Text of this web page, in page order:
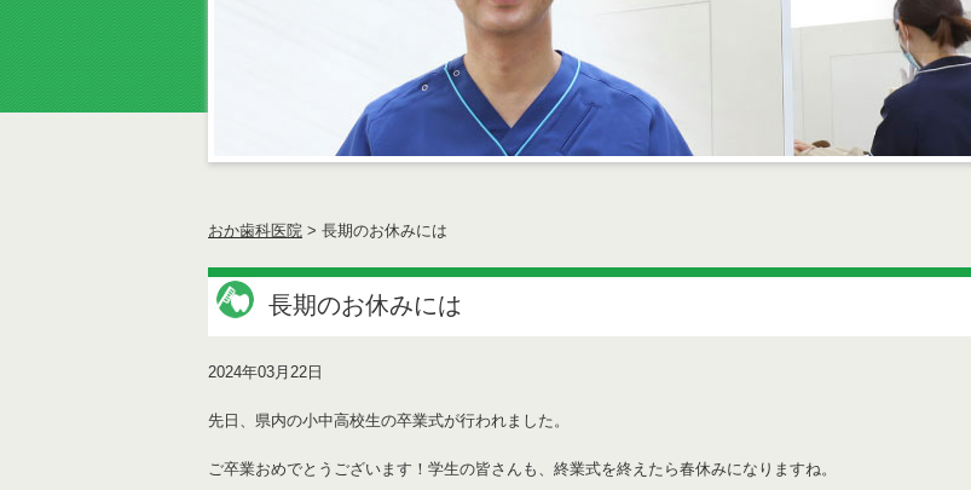
おか歯科医院 > 長期のお休みには
長期のお休みには
2024年03月22日
先日、県内の小中高校生の卒業式が行われました。
ご卒業おめでとうございます！学生の皆さんも、終業式を終えたら春休みになりますね。